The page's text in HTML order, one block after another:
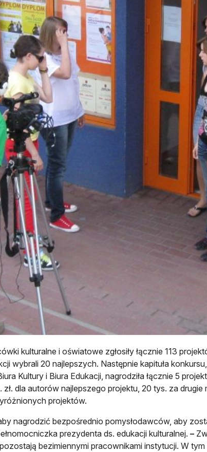
kulturalne i oświatowe zgłosiły łącznie 113
wybrali 20 najlepszych. Następnie kapituła
Kultury i Biura Edukacji, nagrodziła łącznie 5
zł. dla autorów najlepszego projektu, 20 tys. za
projektów.
nagrodzić bezpośrednio pomysłodawców, aby
prezydenta ds. edukacji kulturalnej. –
bezimiennymi pracownikami instytucji. W